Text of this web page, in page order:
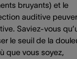
bruyants) et le
auditive
Saviez-vous
le seuil de la
que vous soyez,